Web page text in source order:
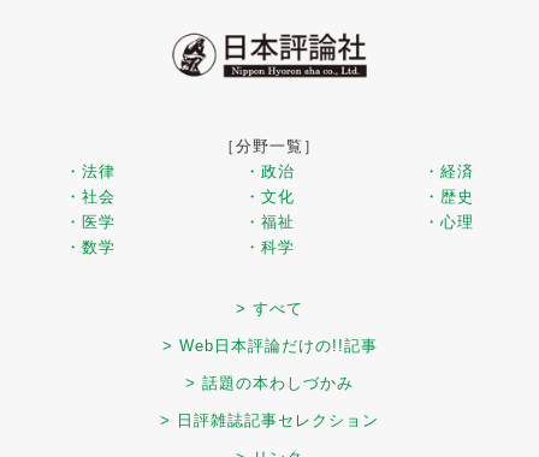
［分野一覧］
・法律
・政治
・経済
・社会
・文化
・歴史
・医学
・福祉
・心理
・数学
・科学
> すべて
> Web日本評論だけの!!記事
> 話題の本わしづかみ
> 日評雑誌記事セレクション